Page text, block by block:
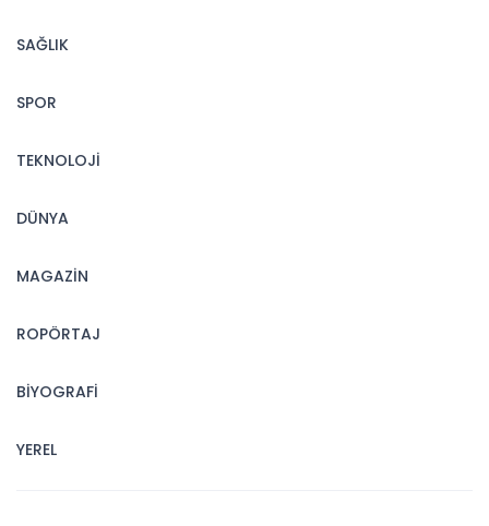
SAĞLIK
SPOR
TEKNOLOJİ
DÜNYA
MAGAZİN
ROPÖRTAJ
BİYOGRAFİ
YEREL